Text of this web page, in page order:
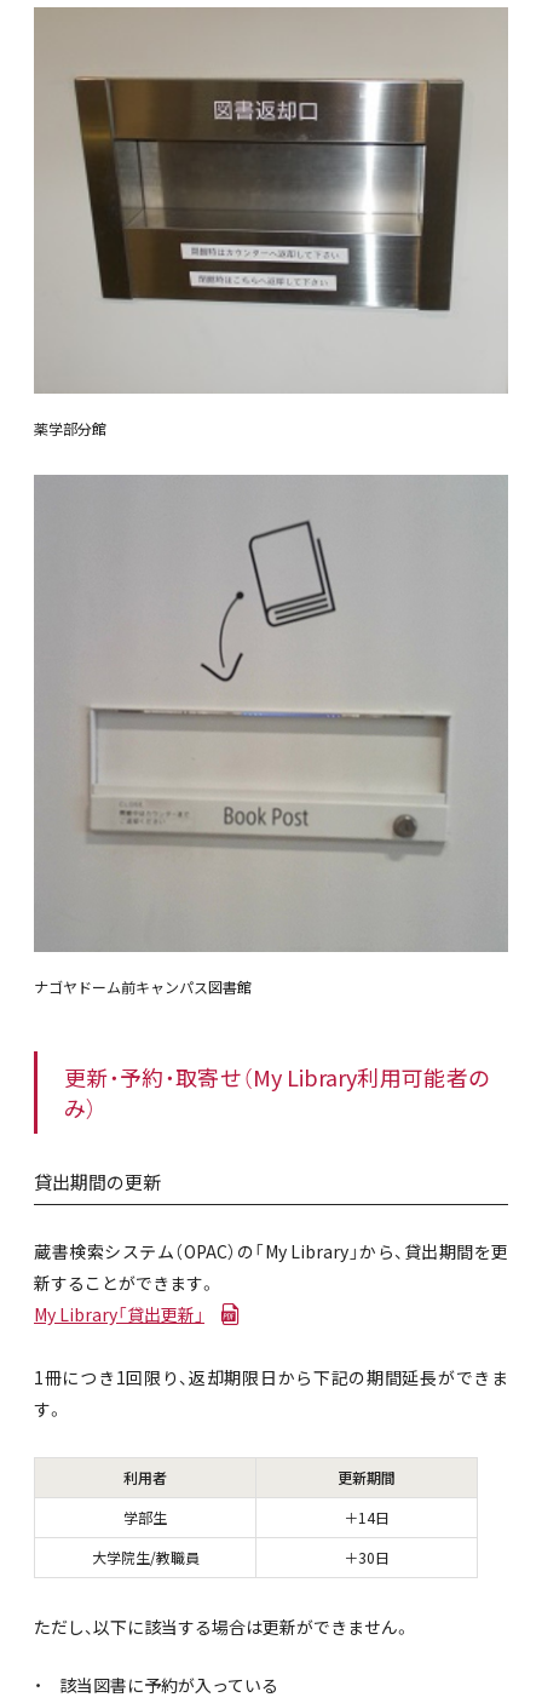
薬学部分館
ナゴヤドーム前キャンパス図書館
更新・予約・取寄せ（My Library利用可能者の
み）
貸出期間の更新
蔵書検索システム（OPAC）の「My Library」から、貸出期間を更
新することができます。
My Library「貸出更新」
1冊につき1回限り、返却期限日から下記の期間延長ができま
す。
利用者
更新期間
学部生
＋14日
大学院生/教職員
＋30日
ただし、以下に該当する場合は更新ができません。
該当図書に予約が入っている